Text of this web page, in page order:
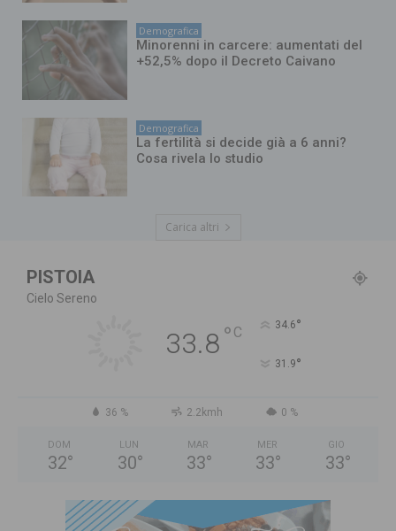
Demografica
Minorenni in carcere: aumentati del
+52,5% dopo il Decreto Caivano
Demografica
La fertilità si decide già a 6 anni?
Cosa rivela lo studio
Carica altri
PISTOIA
Cielo Sereno
33.8° C 34.6°
31.9°
36 % 2.2kmh 0 %
DOM
32°
LUN
30°
MAR
33°
MER
33°
GIO
33°